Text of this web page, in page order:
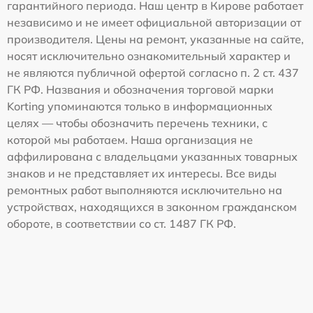
гарантийного периода. Наш центр в Кирове работает
независимо и не имеет официальной авторизации от
производителя. Цены на ремонт, указанные на сайте,
носят исключительно ознакомительный характер и
не являются публичной офертой согласно п. 2 ст. 437
ГК РФ. Названия и обозначения торговой марки
Korting упоминаются только в информационных
целях — чтобы обозначить перечень техники, с
которой мы работаем. Наша организация не
аффилирована с владельцами указанных товарных
знаков и не представляет их интересы. Все виды
ремонтных работ выполняются исключительно на
устройствах, находящихся в законном гражданском
обороте, в соответствии со ст. 1487 ГК РФ.